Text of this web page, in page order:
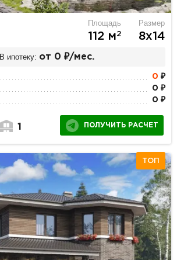
Площадь
112 м2
Размер
8х14
В ипотеку: от 0 ₽/мес.
0 ₽
0 ₽
0 ₽
1 ПОЛУЧИТЬ РАСЧЕТ
ТОП